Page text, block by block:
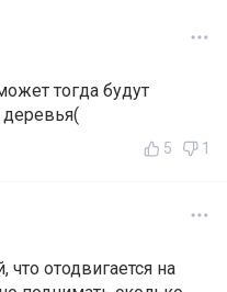
тогда будут
деревья(
5 1
что отодвигается на